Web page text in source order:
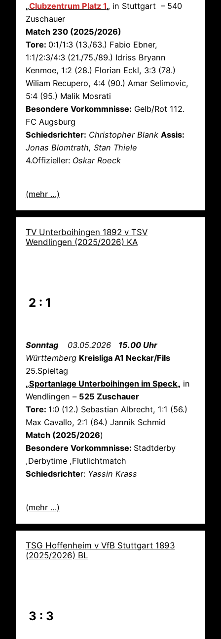
„Clubzentrum Platz 1„ in Stuttgart – 540
Zuschauer
Match 230 (2025/2026)
Tore: 0:1/1:3 (13./63.) Fabio Ebner,
1:1/2:3/4:3 (21./75./89.) Idriss Bryann
Kenmoe, 1:2 (28.) Florian Eckl, 3:3 (78.)
Wiliam Recupero, 4:4 (90.) Amar Selimovic,
5:4 (95.) Malik Mosrati
Besondere Vorkommnisse: Gelb/Rot 112.
FC Augsburg
Schiedsrichter: Christopher Blank Assis:
Jonas Blomtrath, Stan Thiele
4.Offizieller: Oskar Roeck
(mehr …)
TV Unterboihingen 1892 v TSV
Wendlingen (2025/2026) KA
2 : 1
Sonntag 03.05.2026 15.00 Uhr
Württemberg Kreisliga A1 Neckar/Fils
25.Spieltag
„Sportanlage Unterboihingen im Speck„ in
Wendlingen – 525 Zuschauer
Tore: 1:0 (12.) Sebastian Albrecht, 1:1 (56.)
Max Cavallo, 2:1 (64.) Jannik Schmid
Match (2025/2026)
Besondere Vorkommnisse: Stadtderby
,Derbytime ,Flutlichtmatch
Schiedsrichter: Yassin Krass
(mehr …)
TSG Hoffenheim v VfB Stuttgart 1893
(2025/2026) BL
3 : 3